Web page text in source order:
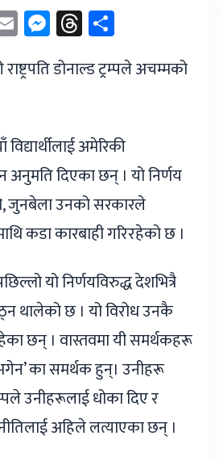
EmailMessenger
Threads
डोनाल्ड ट्रम्पले अचम्मको
अमेरिकी
अनुमति दिएका छन् । यो निर्णय
जुनबेला उनको सरकारले
कडा कारबाही गरिरहेको छ ।
यो निर्णयविरुद्ध देशभित्रै
थालेको छ । यो विरोध उनकै
छन् । वास्तवमा यी समर्थकहरू
का समर्थक हुन्। उनीहरू
उनीहरूलाई धोका दिए र
अहिले लत्याएका छन् ।